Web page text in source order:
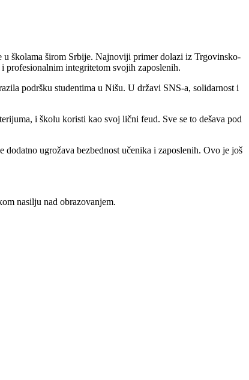
u školama širom Srbije. Najnoviji primer dolazi iz Trgovinsko-
profesionalnim integritetom svojih zaposlenih.
podršku studentima u Nišu. U državi SNS-a, solidarnost i
i školu koristi kao svoj lični feud. Sve se to dešava pod
ugrožava bezbednost učenika i zaposlenih. Ovo je još
nasilju nad obrazovanjem.